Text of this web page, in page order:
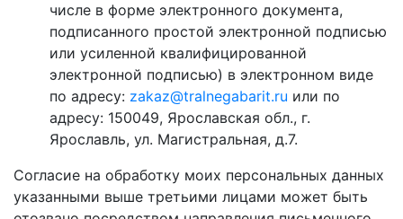
числе в форме электронного документа,
подписанного простой электронной подписью
или усиленной квалифицированной
электронной подписью) в электронном виде
по адресу: zakaz@tralnegabarit.ru или по
адресу: 150049, Ярославская обл., г.
Ярославль, ул. Магистральная, д.7.
Согласие на обработку моих персональных данных
указанными выше третьими лицами может быть